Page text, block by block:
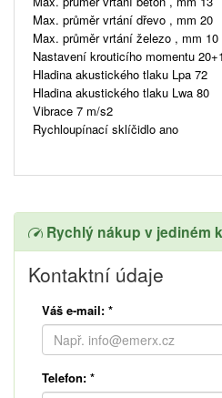
Max. průměr vrtání dřevo , mm 20
Max. průměr vrtání železo , mm 10
Nastavení krouticího momentu 20+1
Hladina akustického tlaku Lpa 72
Hladina akustického tlaku Lwa 80
Vibrace 7 m/s2
Rychloupínací sklíčidlo ano
Rychlý nákup v jediném
Kontaktní údaje
Váš e-mail: *
Telefon: *